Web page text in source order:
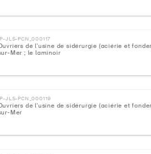
JLS-PCN_000117
de l'usine de sidérurgie (aciérie et
Mer ; le laminoir
JLS-PCN_000119
de l'usine de sidérurgie (aciérie et
Mer